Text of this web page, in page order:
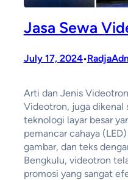
Jasa Sewa
July 17, 2024•
Arti dan Jenis
Videotron, juga dikenal
teknologi layar besar
pemancar cahaya
gambar, dan teks
Bengkulu, videotron
promosi yang sangat